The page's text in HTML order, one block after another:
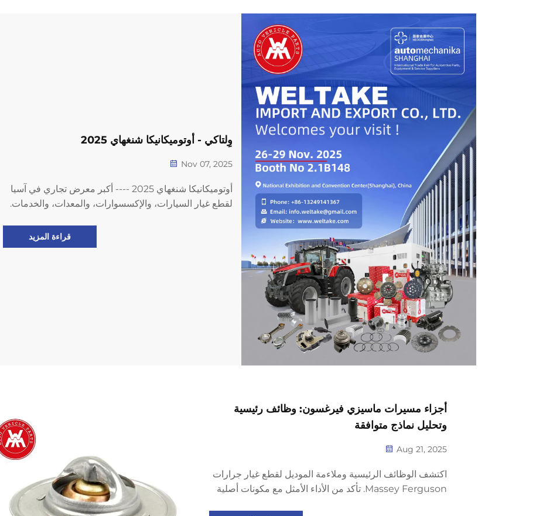
وِلتاكي - أوتوميكانيكا شنغهاي 2025
Nov 07, 2025
أوتوميكانيكا شنغهاي 2025 ---- أكبر معرض تجاري في آسيا
لقطع غيار السيارات، والإكسسوارات، والمعدات، والخدمات.
2025 من 26 إلى 29 نوفمبر 2025، حيث تعرض منتجاتها
قراءة المزيد
أجزاء مسيرات ماسيزي فيرغسون: وظائف رئيسية
وتحليل نماذج متوافقة
Aug 21, 2025
اكتشف الوظائف الرئيسية وملاءمة الموديل لقطع غيار جرارات
Massey Ferguson. تأكد من الأداء الأمثل مع مكونات أصلية